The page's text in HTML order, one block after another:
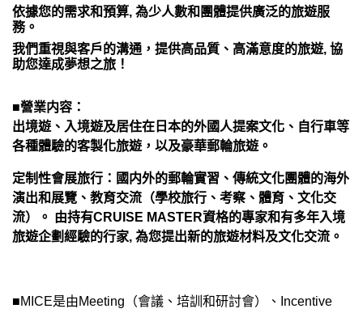
依據您的需求和預算, 為少人數和團體提供廣泛的旅遊服
務。
我們重視與客戶的溝通，提供高品質、高滿意度的旅遊, 協
助您達成夢想之旅！
■營業内容：
出境遊、入境遊及居住在日本的外國人提案文化、自行車等
各種體驗的客製化旅遊，以及豪華郵輪旅遊。
定制性會展旅行：國内外的郵輪實習、傳統文化團體的海外
演出和展覽、教育交流（學校旅行、考察、體育、文化交
流）。 由持有CRUISE MASTER資格的專家和有多年入境
旅遊企劃經驗的行家, 為您提出新的旅遊材料及文化交流。
■MICE是由Meeting（會議、培訓和研討會）、Incentive